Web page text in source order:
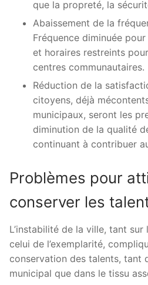
que la propreté, la
Abaissement de la
Fréquence diminuée
et horaires restreints
centres communautaires.
Réduction de la
citoyens, déjà
municipaux, seront les
diminution de la qualité
continuant à contribuer
Problèmes pour
conserver les
L’instabilité de la ville, tant
celui de l’exemplarité,
conservation des talents, tant
municipal que dans le tissu